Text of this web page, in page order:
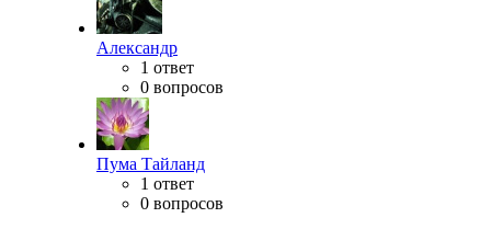
Александр
1 ответ
0 вопросов
Пума Тайланд
1 ответ
0 вопросов